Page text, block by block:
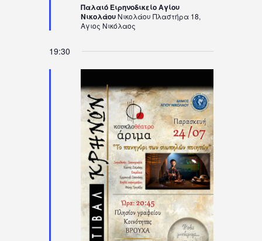
Παλαιό Ειρηνοδικείο Αγίου
Νικολάου Νικολάου Πλαστήρα 18,
Αγιος Νικόλαος
19:30